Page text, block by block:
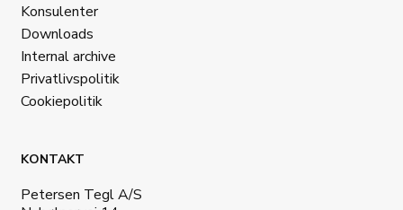
Konsulenter
Downloads
Internal archive
Privatlivspolitik
Cookiepolitik
KONTAKT
Petersen Tegl A/S